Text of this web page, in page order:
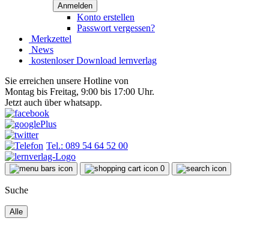
Konto erstellen
Passwort vergessen?
Merkzettel
News
kostenloser Download lernverlag
Sie erreichen unsere Hotline von
Montag bis Freitag, 9:00 bis 17:00 Uhr.
Jetzt auch über whatsapp.
Tel.: 089 54 64 52 00
0
Suche
Alle